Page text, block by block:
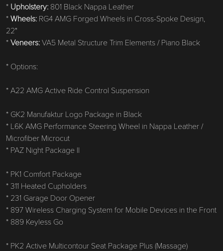
* Upholstery: 801 Black Nappa Leather
*Wheels: RG4 AMG Forged Wheels in Cross-Spoke Design,
22"
*Veneers:VA5 Metal Structure Trim Elements / Piano Black
* Options:
* A22 AMG Active Ride Control Suspension
* GK2 Manufaktur Logo Package in Black
* L6K AMG Performance Steering Wheel in Nappa Leather /
Microfiber Microcut
* PAZ Night Package II
* PK1 Comfort Package
* 311 Heated Cupholders
* 231 Garage Door Opener
* 897 Wireless Charging System for Mobile Devices in the Front
* 889 Keyless Go
* PK2 Active Multicontour Seat Package Plus (Massage)